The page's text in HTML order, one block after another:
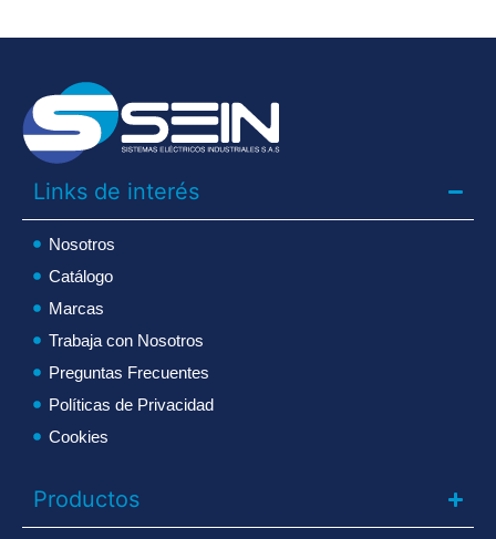
Links de interés
Nosotros
Catálogo
Marcas
Trabaja con Nosotros
Preguntas Frecuentes
Políticas de Privacidad
Cookies
Productos